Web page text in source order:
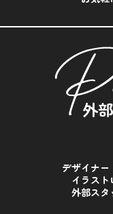
外
デザイナー
イラスト
外部スタ